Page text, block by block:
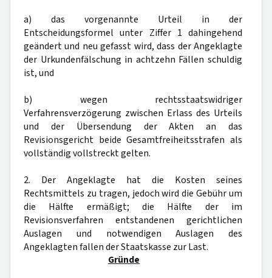
a) das vorgenannte Urteil in der
Entscheidungsformel unter Ziffer 1 dahingehend
geändert und neu gefasst wird, dass der Angeklagte
der Urkundenfälschung in achtzehn Fällen schuldig
ist, und
b) wegen rechtsstaatswidriger
Verfahrensverzögerung zwischen Erlass des Urteils
und der Übersendung der Akten an das
Revisionsgericht beide Gesamtfreiheitsstrafen als
vollständig vollstreckt gelten.
2. Der Angeklagte hat die Kosten seines
Rechtsmittels zu tragen, jedoch wird die Gebühr um
die Hälfte ermäßigt; die Hälfte der im
Revisionsverfahren entstandenen gerichtlichen
Auslagen und notwendigen Auslagen des
Angeklagten fallen der Staatskasse zur Last.
Gründe